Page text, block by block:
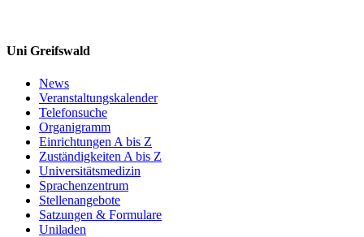
Uni Greifswald
News
Veranstaltungskalender
Telefonsuche
Organigramm
Einrichtungen A bis Z
Zuständigkeiten A bis Z
Universitätsmedizin
Sprachenzentrum
Stellenangebote
Satzungen & Formulare
Uniladen